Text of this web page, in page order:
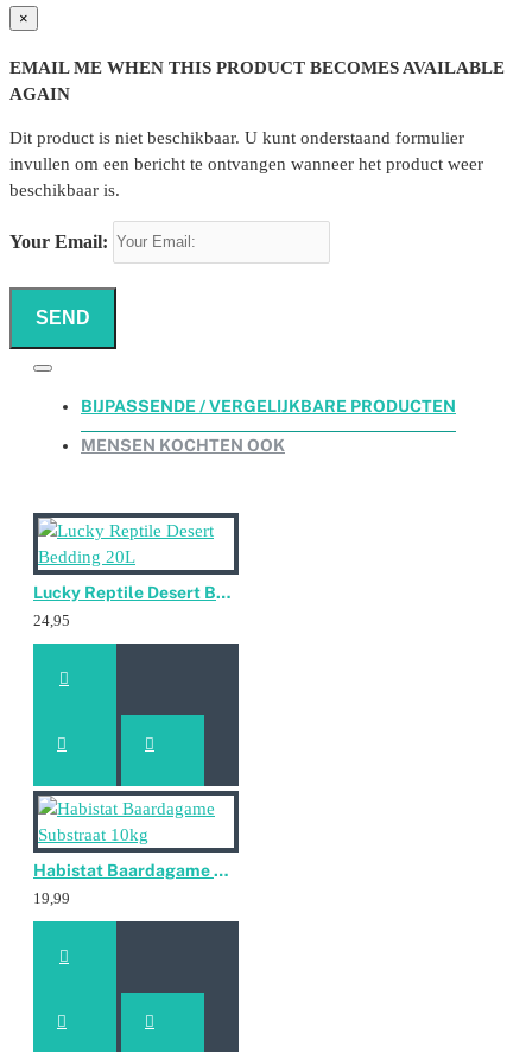
×
EMAIL ME WHEN THIS PRODUCT BECOMES AVAILABLE
AGAIN
Dit product is niet beschikbaar. U kunt onderstaand formulier
invullen om een bericht te ontvangen wanneer het product weer
beschikbaar is.
Your Email:
SEND
BIJPASSENDE / VERGELIJKBARE PRODUCTEN
MENSEN KOCHTEN OOK
Lucky Reptile Desert Bedding 20L
24,95
Habistat Baardagame Substraat 10kg
19,99